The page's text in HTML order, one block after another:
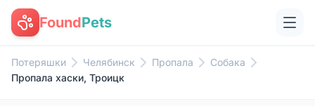
FoundPets
Потеряшки Челябинск Пропала
Собака
Пропала хаски, Троицк